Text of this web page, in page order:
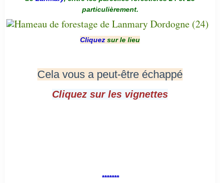
particulièrement.
Cliquez sur le lieu
Cela vous a peut-être échappé
Cliquez sur les vignettes
*******